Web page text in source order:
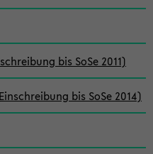
bis SoSe 2011)
bis SoSe 2014)